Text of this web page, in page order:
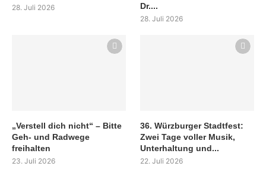
28. Juli 2026
Dr....
28. Juli 2026
„Verstell dich nicht“ – Bitte
Geh- und Radwege
freihalten
23. Juli 2026
36. Würzburger Stadtfest:
Zwei Tage voller Musik,
Unterhaltung und...
22. Juli 2026